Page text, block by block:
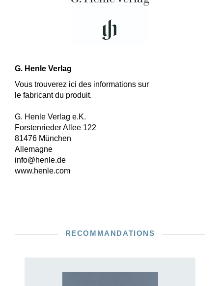
G. Henle Verlag
Vous trouverez ici des informations sur
le fabricant du produit.
G. Henle Verlag e.K.
Forstenrieder Allee 122
81476 München
Allemagne
info@henle.de
www.henle.com
RECOMMANDATIONS